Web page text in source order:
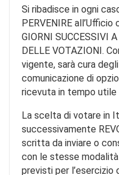
Si ribadisce in ogni
PERVENIRE all’Ufficio
GIORNI SUCCESSIVI
DELLE VOTAZIONI.
vigente, sarà cura
comunicazione di
ricevuta in tempo utile
La scelta di votare in
successivamente
scritta da inviare o
con le stesse
previsti per l’esercizio